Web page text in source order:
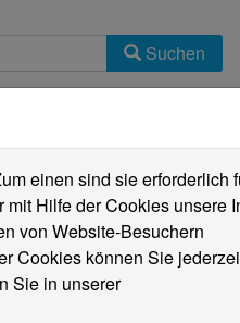
Suchen
einen sind sie erforderlich
Hilfe der Cookies unsere
von Website-Besuchern
Cookies können Sie
Sie in unserer